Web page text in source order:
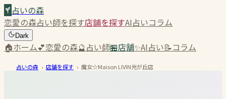
占いの森
恋愛の森占い師を探す店舗を探すAI占いコラム
Dark
🏠ホーム💕恋愛の森🔮占い師🏪店舗✨AI占い📝コラム
占いの森 › 店舗を探す › 魔女☆Maison LIVIN光が丘店